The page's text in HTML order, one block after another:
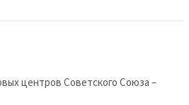
центров Советского Союза –